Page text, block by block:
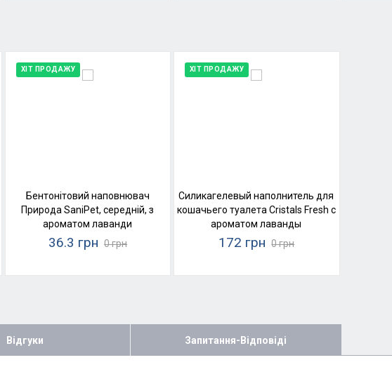
ХІТ ПРОДАЖУ
Бентонітовий наповнювач
Природа SaniPet, середній, з
ароматом лаванди
36.3 грн 0 грн
ХІТ ПРОДАЖУ
Силикагелевый наполнитель для
кошачьего туалета Cristals Fresh с
ароматом лаванды
172 грн 0 грн
Відгуки Запитання-Відповіді